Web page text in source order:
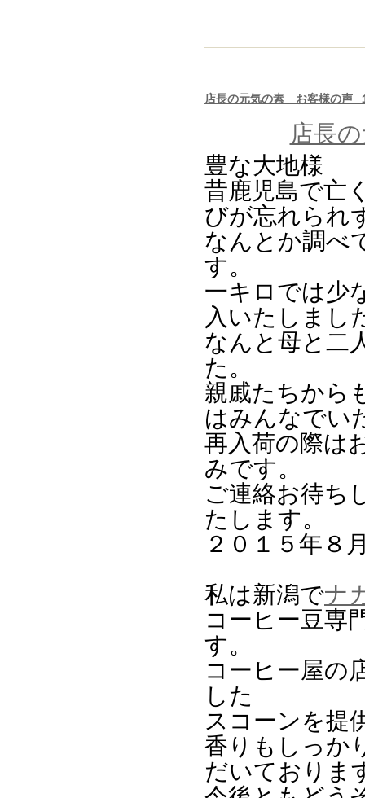
店長の元気の素 お客様の声
店長
豊な大地様
昔鹿児島で亡
びが忘れられ
なんとか調べ
す。
一キロでは少
入いたしまし
なんと母と二
た。
親戚たちから
はみんなでい
再入荷の際は
みです。
ご連絡お待ち
たします。
２０１５年
私は新潟でナ
コーヒー豆専
す。
コーヒー屋の
した
スコーンを提
香りもしっか
だいておりま